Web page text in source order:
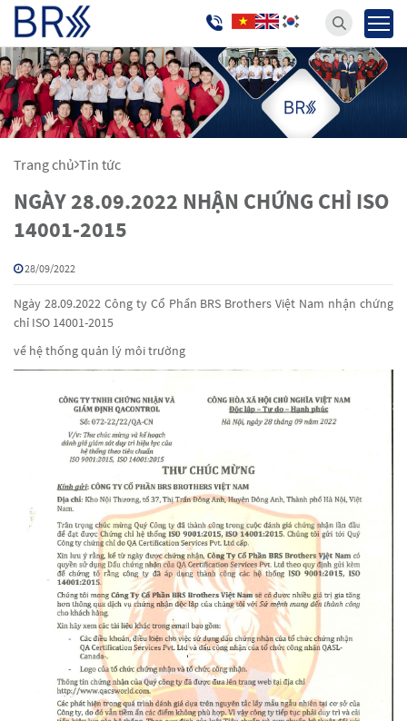
Trang chủ Tin tức
NGÀY 28.09.2022 NHẬN CHỨNG CHỈ ISO
14001-2015
28/09/2022
Ngày 28.09.2022 Công ty Cổ Phần BRS Brothers Việt Nam nhận chứng
chỉ ISO 14001-2015
về hệ thống quản lý môi trường